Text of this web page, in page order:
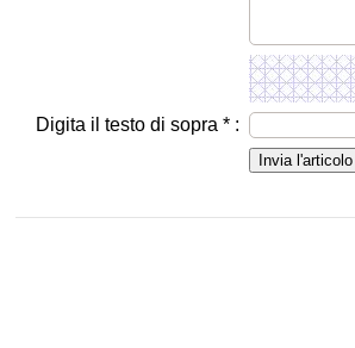
Digita il testo di sopra * :